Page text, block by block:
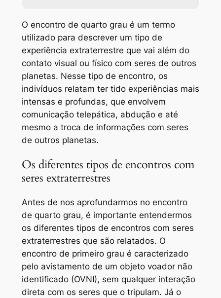
O encontro de quarto grau é um termo
utilizado para descrever um tipo de
experiência extraterrestre que vai além do
contato visual ou físico com seres de outros
planetas. Nesse tipo de encontro, os
indivíduos relatam ter tido experiências mais
intensas e profundas, que envolvem
comunicação telepática, abdução e até
mesmo a troca de informações com seres
de outros planetas.
Os diferentes tipos de encontros com
seres extraterrestres
Antes de nos aprofundarmos no encontro
de quarto grau, é importante entendermos
os diferentes tipos de encontros com seres
extraterrestres que são relatados. O
encontro de primeiro grau é caracterizado
pelo avistamento de um objeto voador não
identificado (OVNI), sem qualquer interação
direta com os seres que o tripulam. Já o